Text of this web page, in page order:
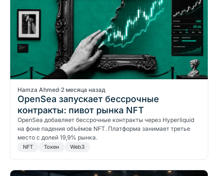
Hamza Ahmed·2 месяца назад
OpenSea запускает бессрочные
контракты: пивот рынка NFT
OpenSea добавляет бессрочные контракты через Hyperliquid
на фоне падения объёмов NFT. Платформа занимает третье
место с долей 19,9% рынка.
NFT Токен Web3